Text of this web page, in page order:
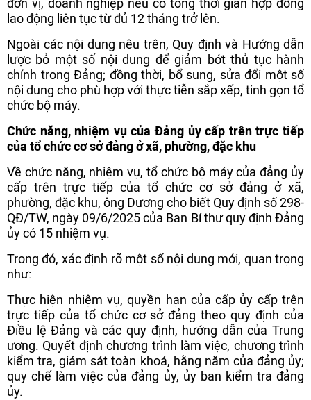
đơn vị, doanh nghiệp nếu có tổng thời gian hợp đồng
lao động liên tục từ đủ 12 tháng trở lên.
Ngoài các nội dung nêu trên, Quy định và Hướng dẫn
lược bỏ một số nội dung để giảm bớt thủ tục hành
chính trong Đảng; đồng thời, bổ sung, sửa đổi một số
nội dung cho phù hợp với thực tiễn sắp xếp, tinh gọn tổ
chức bộ máy.
Chức năng, nhiệm vụ của Đảng ủy cấp trên trực tiếp
của tổ chức cơ sở đảng ở xã, phường, đặc khu
Về chức năng, nhiệm vụ, tổ chức bộ máy của đảng ủy
cấp trên trực tiếp của tổ chức cơ sở đảng ở xã,
phường, đặc khu, ông Dương cho biết Quy định số 298-
QĐ/TW, ngày 09/6/2025 của Ban Bí thư quy định Đảng
ủy có 15 nhiệm vụ.
Trong đó, xác định rõ một số nội dung mới, quan trọng
như:
Thực hiện nhiệm vụ, quyền hạn của cấp ủy cấp trên
trực tiếp của tổ chức cơ sở đảng theo quy định của
Điều lệ Đảng và các quy định, hướng dẫn của Trung
ương. Quyết định chương trình làm việc, chương trình
kiểm tra, giám sát toàn khoá, hằng năm của đảng ủy;
quy chế làm việc của đảng ủy, ủy ban kiểm tra đảng
ủy.